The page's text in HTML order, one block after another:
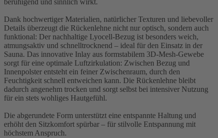
beruhigend und sinnlich wirkt.
Dank hochwertiger Materialien, natürlicher Texturen und liebevoller
Details überzeugt die Rückenlehne nicht nur optisch, sondern auch
funktional: Der nachhaltige Lyocell-Bezug ist besonders weich,
atmungsaktiv und schnelltrocknend – ideal für den Einsatz in der
Sauna. Das innovative Inlay aus formstabilem 3D-Mesh-Gewebe
sorgt für eine optimale Luftzirkulation: Zwischen Bezug und
Innenpolster entsteht ein feiner Zwischenraum, durch den
Feuchtigkeit schnell entweichen kann. Die Rückenlehne bleibt
dadurch angenehm trocken und sorgt selbst bei intensiver Nutzung
für ein stets wohliges Hautgefühl.
Die abgerundete Form unterstützt eine entspannte Haltung und
erhöht den Sitzkomfort spürbar – für stilvolle Entspannung mit
höchstem Anspruch.